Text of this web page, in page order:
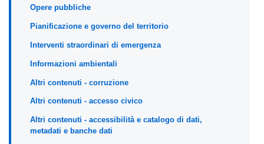
Opere pubbliche
Pianificazione e governo del territorio
Interventi straordinari di emergenza
Informazioni ambientali
Altri contenuti - corruzione
Altri contenuti - accesso civico
Altri contenuti - accessibilità e catalogo di dati,
metadati e banche dati